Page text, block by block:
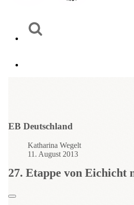
EB Deutschland
Katharina Wegelt
11. August 2013
27. Etappe von Eichicht